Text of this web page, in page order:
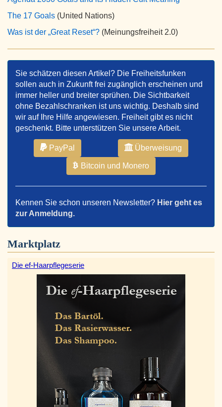
The 17 Goals (United Nations)
Was ist der „Great Reset“? (Meinungsfreiheit 2.0)
Sie schätzen diesen Artikel? Die Freiheitsfunken
sollen auch in Zukunft frei zugänglich erscheinen und
immer heller und breiter sprühen. Die Sichtbarkeit
ohne Bezahlschranken ist uns wichtig. Deshalb sind
wir auf Ihre Hilfe angewiesen. Freiheit gibt es nicht
geschenkt. Bitte unterstützen Sie unsere Arbeit.
PayPal Überweisung
Bitcoin und Monero
Kennen Sie schon unseren Newsletter? Hier geht es
zur Anmeldung.
Marktplatz
Die ef-Haarpflegeserie